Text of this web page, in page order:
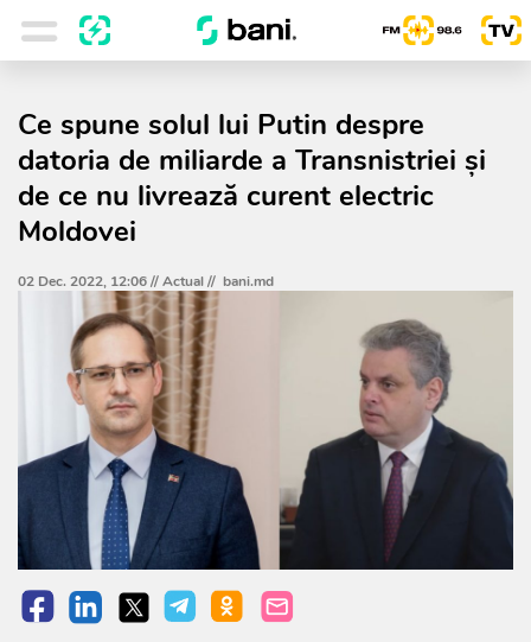
Ce spune solul lui Putin despre
datoria de miliarde a Transnistriei și
de ce nu livrează curent electric
Moldovei
02 Dec. 2022, 12:06 //Actual// bani.md